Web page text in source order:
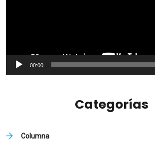
00:00
Categorías
Columna